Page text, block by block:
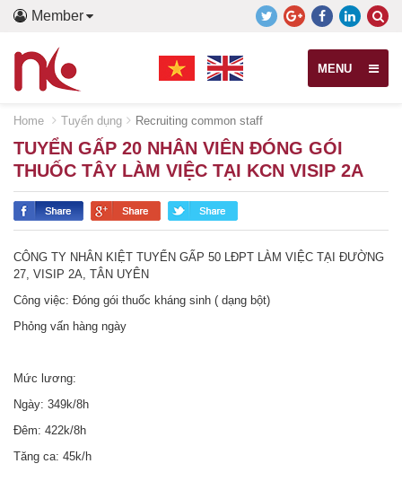
Member
MENU
Home Tuyển dụng Recruiting common staff
TUYỂN GẤP 20 NHÂN VIÊN ĐÓNG GÓI
THUỐC TÂY LÀM VIỆC TẠI KCN VISIP 2A
CÔNG TY NHÂN KIỆT TUYỂN GẤP 50 LĐPT LÀM VIỆC TẠI ĐƯỜNG
27, VISIP 2A, TÂN UYÊN
Công việc: Đóng gói thuốc kháng sinh ( dạng bột)
Phỏng vấn hàng ngày
Mức lương:
Ngày: 349k/8h
Đêm: 422k/8h
Tăng ca: 45k/h